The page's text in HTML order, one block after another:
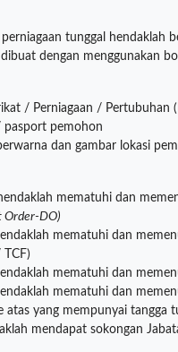
tunggal hendaklah
dengan menggunakan
/ Perniagaan /
pasport pemohon
dan gambar lokasi
mematuhi dan
Order-DO)
mematuhi dan
mematuhi dan
mematuhi dan
atas yang mempunyai
mendapat sokongan